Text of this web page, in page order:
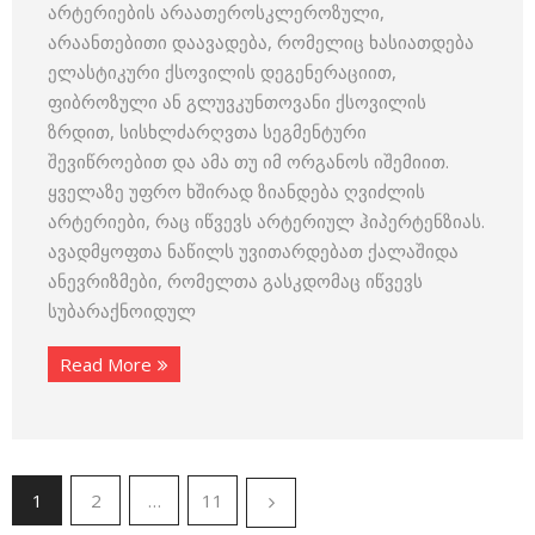
არტერიების არაათეროსკლეროზული,
არაანთებითი დაავადება, რომელიც ხასიათდება
ელასტიკური ქსოვილის დეგენერაციით,
ფიბროზული ან გლუვკუნთოვანი ქსოვილის
ზრდით, სისხლძარღვთა სეგმენტური
შევიწროებით და ამა თუ იმ ორგანოს იშემიით.
ყველაზე უფრო ხშირად ზიანდება ღვიძლის
არტერიები, რაც იწვევს არტერიულ ჰიპერტენზიას.
ავადმყოფთა ნაწილს უვითარდებათ ქალაშიდა
ანევრიზმები, რომელთა გასკდომაც იწვევს
სუბარაქნოიდულ
Read More
1 2 … 11